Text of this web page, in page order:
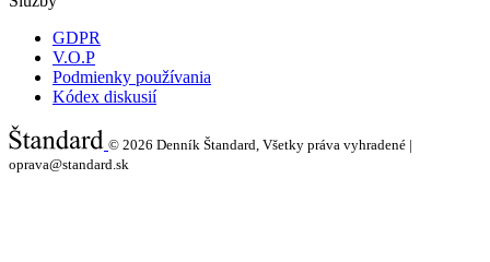
GDPR
V.O.P
Podmienky používania
Kódex diskusií
© 2026 Denník Štandard, Všetky práva vyhradené |
oprava@standard.sk